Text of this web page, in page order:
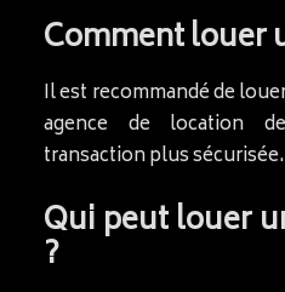
Comment louer
Il est recommandé de
agence de location
transaction plus sécurisée.
Qui peut louer
?